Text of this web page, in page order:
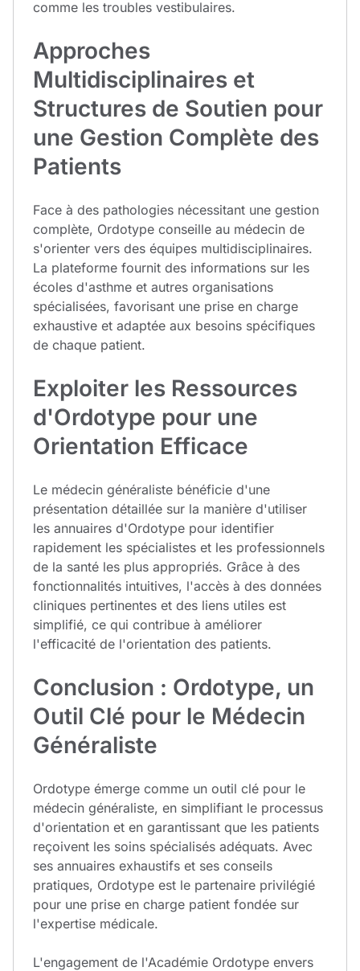
comme les troubles vestibulaires.
Approches
Multidisciplinaires et
Structures de Soutien pour
une Gestion Complète des
Patients
Face à des pathologies nécessitant une gestion
complète, Ordotype conseille au médecin de
s'orienter vers des équipes multidisciplinaires.
La plateforme fournit des informations sur les
écoles d'asthme et autres organisations
spécialisées, favorisant une prise en charge
exhaustive et adaptée aux besoins spécifiques
de chaque patient.
Exploiter les Ressources
d'Ordotype pour une
Orientation Efficace
Le médecin généraliste bénéficie d'une
présentation détaillée sur la manière d'utiliser
les annuaires d'Ordotype pour identifier
rapidement les spécialistes et les professionnels
de la santé les plus appropriés. Grâce à des
fonctionnalités intuitives, l'accès à des données
cliniques pertinentes et des liens utiles est
simplifié, ce qui contribue à améliorer
l'efficacité de l'orientation des patients.
Conclusion : Ordotype, un
Outil Clé pour le Médecin
Généraliste
Ordotype émerge comme un outil clé pour le
médecin généraliste, en simplifiant le processus
d'orientation et en garantissant que les patients
reçoivent les soins spécialisés adéquats. Avec
ses annuaires exhaustifs et ses conseils
pratiques, Ordotype est le partenaire privilégié
pour une prise en charge patient fondée sur
l'expertise médicale.
L'engagement de l'Académie Ordotype envers